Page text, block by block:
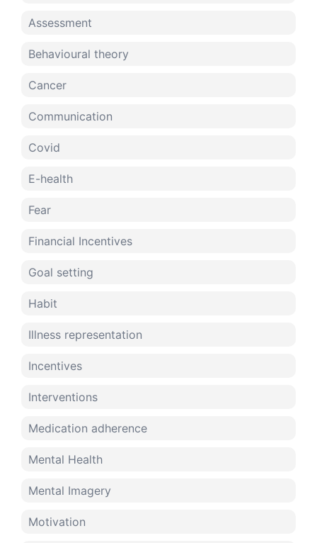
Assessment
Behavioural theory
Cancer
Communication
Covid
E-health
Fear
Financial Incentives
Goal setting
Habit
Illness representation
Incentives
Interventions
Medication adherence
Mental Health
Mental Imagery
Motivation